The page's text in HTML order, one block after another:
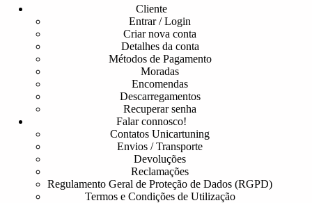
Cliente
Entrar / Login
Criar nova conta
Detalhes da conta
Métodos de Pagamento
Moradas
Encomendas
Descarregamentos
Recuperar senha
Falar connosco!
Contatos Unicartuning
Envios / Transporte
Devoluções
Reclamações
Regulamento Geral de Proteção de Dados (RGPD)
Termos e Condições de Utilização